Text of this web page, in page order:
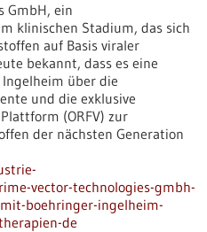
GmbH, ein
klinischen Stadium, das sich
auf Basis viraler
bekannt, dass es eine
über die
und die exklusive
(ORFV) zur
der nächsten Generation
vector-technologies-gmbh-
boehringer-ingelheim-
de